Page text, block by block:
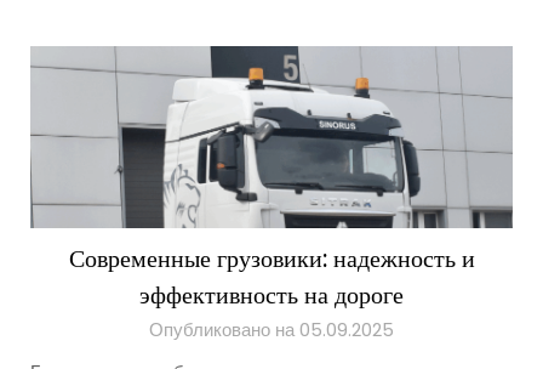
Современные грузовики: надежность и
эффективность на дороге
Опубликовано на 05.09.2025